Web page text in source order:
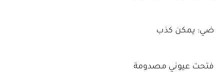
ضي: يمكن كذب
فتحت عيوني مصدومة